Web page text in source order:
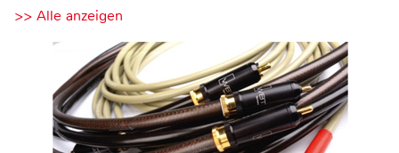
>> Alle anzeigen